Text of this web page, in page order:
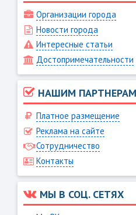
Организации города
Новости города
Интересные статьи
Достопримечательности
НАШИМ ПАРТНЕРАМ
Платное размещение
Реклама на сайте
Сотрудничество
Контакты
МЫ В СОЦ. СЕТЯХ